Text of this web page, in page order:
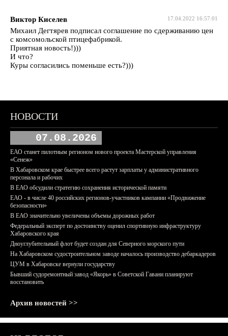
17.04.2022 16:57:01
Виктор Киселев
Михаил Дегтярев подписал соглашение по сдерживанию цен
с комсомольской птицефабрикой.
Приятная новость!)))
И что?
Куры согласились поменьше есть?)))
НОВОСТИ
07.08.2026
ЕАО станет пилотным регионом нового проекта Мастерской управления
«Сенеж»
В Хабаровском крае быстрее всего растут зарплаты у административного
персонала и рабочих
В ЕАО обсудили стратегию сохранения исторической памяти
ЕАО - в числе 40 российских регионов-участников кампании «Продвижение
безопасности»
В ЕАО значительно увеличены объемы дорожных работ
Федеральный эксперт по достоинству оценил спортивную инфраструктуру
Хабаровского края
Дноуглубительный флот будет создан для Северного морского пути
На Хабаровском судостроительном заводе началось производство дебаркадеров
ЦУМ в Хабаровске вернули государству
Бывший судоремонтный завод «Якорь» в Советской Гавани планируют
восстановить
Архив новостей >>